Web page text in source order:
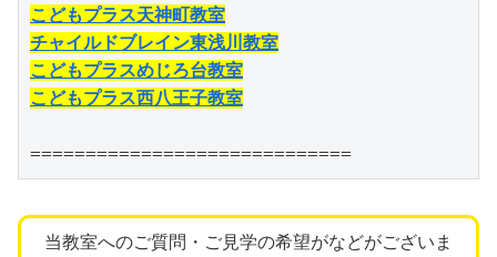
こどもプラス天神町教室
チャイルドブレイン東浅川教室
こどもプラスめじろ台教室
こどもプラス西八王子教室
=============================
当教室へのご質問・ご見学の希望がなどがございま